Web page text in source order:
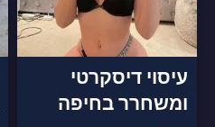
עיסוי דיסקרטי
ומשחרר בחיפה